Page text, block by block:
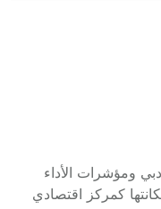
ومؤشرات الأداء
الأول من عام 2024 مكانتها كمركز اقتصادي